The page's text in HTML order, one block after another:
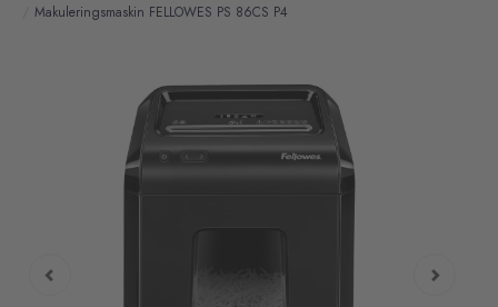
Makuleringsmaskin FELLOWES PS 86CS P4